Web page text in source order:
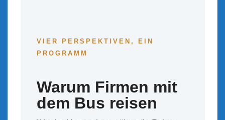
VIER PERSPEKTIVEN, EIN
PROGRAMM
Warum Firmen mit
dem Bus reisen